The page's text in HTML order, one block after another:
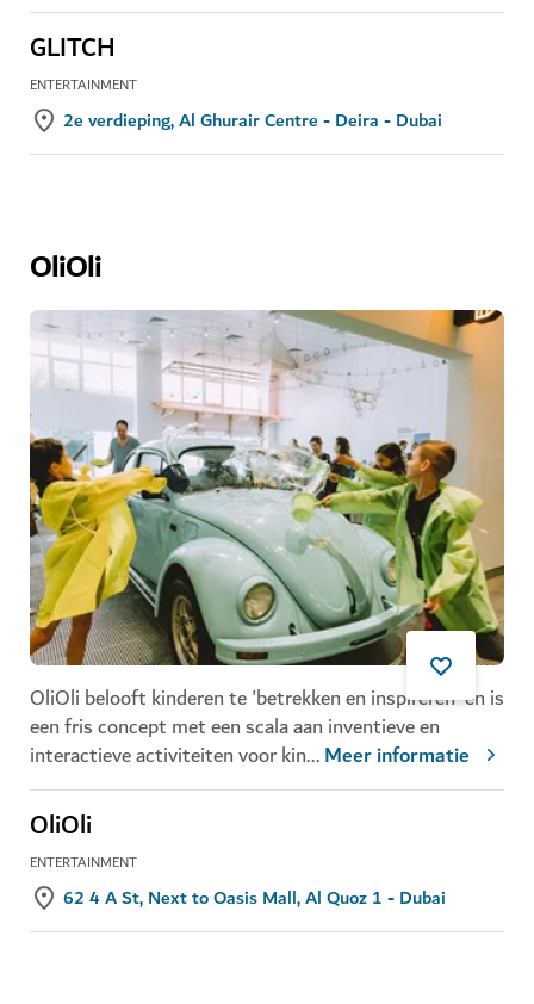
GLITCH
ENTERTAINMENT
2e verdieping, Al Ghurair Centre - Deira - Dubai
OliOli
OliOli belooft kinderen te 'betrekken en inspireren' en is
een fris concept met een scala aan inventieve en
interactieve activiteiten voor kin...Meer informatie
OliOli
ENTERTAINMENT
62 4 A St, Next to Oasis Mall, Al Quoz 1 - Dubai